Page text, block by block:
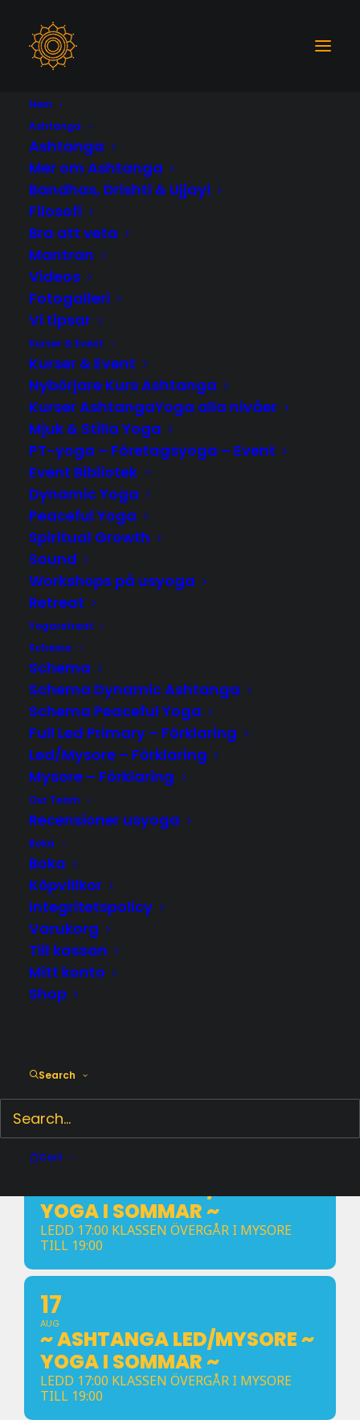
Hem
Ashtanga
Ashtanga
Mer om Ashtanga
Bandhas, Drishti & Ujjayi
Filosofi
Bra att veta
Mantran
Videos
Fotogalleri
Vi tipsar
Kurser & Event
Kurser & Event
Nybörjare Kurs Ashtanga
Kurser AshtangaYoga alla nivåer
Mjuk & Stilla Yoga
PT-yoga – Företagsyoga – Event
Event Bibliotek
Dynamic Yoga
Peaceful Yoga
Spiritual Growth
Sound
Workshops på usyoga
Retreat
Yogaretreat
Schema
Schema
Schema Dynamic Ashtanga
Schema Peaceful Yoga
Full Led Primary – Förklaring
Led/Mysore – Förklaring
Mysore – Förklaring
Our Team
Recensioner usyoga
Boka
Boka
Köpvillkor
Integritetspolicy
Varukorg
Till kassan
Mitt konto
Shop
Search
Cart
Events by this organizer
ULRICA SALEVIK
ulrica@usyoga.se
Sturegatan 51 50453 Borås
Läs mer & Boka plats
AUGUSTI
10
YOGA I SOMMAR ~
LEDD 17:00 KLASSEN ÖVERGÅR I MYSORE
TILL 19:00
17
AUG
~ ASHTANGA LED/MYSORE ~
YOGA I SOMMAR ~
LEDD 17:00 KLASSEN ÖVERGÅR I MYSORE
TILL 19:00